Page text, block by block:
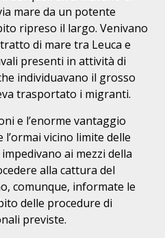
mare da un potente
ripreso il largo. Venivano
di mare tra Leuca e
presenti in attività di
individuavano il grosso
trasportato i migranti.
e l’enorme vantaggio
vicino limite delle
ai mezzi della
alla cattura del
comunque, informate le
delle procedure di
previste.